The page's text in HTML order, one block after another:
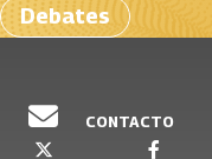
Debates
CONTACTO